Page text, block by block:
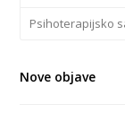
Psihoterapijsko
Nove objave